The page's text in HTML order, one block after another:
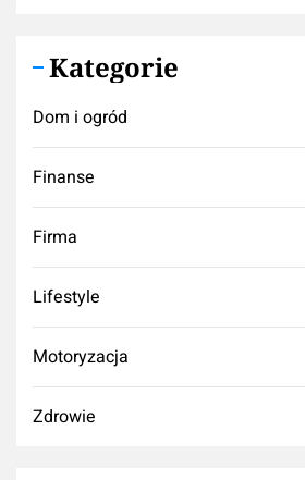
Kategorie
Dom i ogród
Finanse
Firma
Lifestyle
Motoryzacja
Zdrowie